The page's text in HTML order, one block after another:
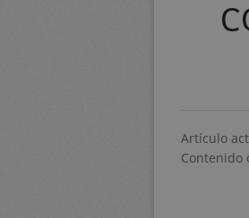
Artículo
Contenido